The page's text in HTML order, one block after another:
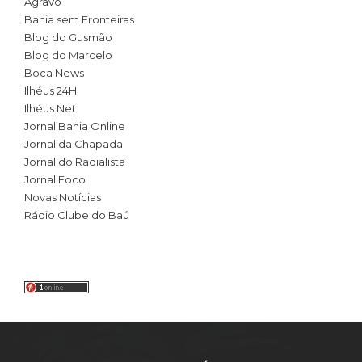
Bahia sem Fronteiras
Blog do Gusmão
Blog do Marcelo
Boca News
Ilhéus 24H
Ilhéus Net
Jornal Bahia Online
Jornal da Chapada
Jornal do Radialista
Jornal Foco
Novas Notícias
Rádio Clube do Baú